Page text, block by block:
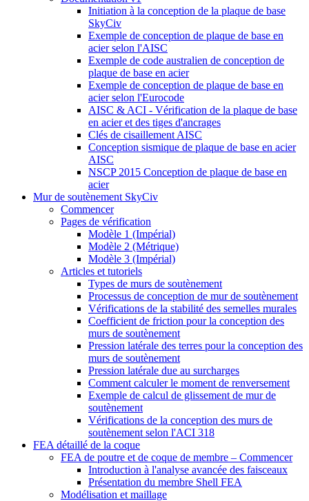
Initiation à la conception de la plaque de base
SkyCiv
Exemple de conception de plaque de base en
acier selon l'AISC
Exemple de code australien de conception de
plaque de base en acier
Exemple de conception de plaque de base en
acier selon l'Eurocode
AISC & ACI - Vérification de la plaque de base
en acier et des tiges d'ancrages
Clés de cisaillement AISC
Conception sismique de plaque de base en acier
AISC
NSCP 2015 Conception de plaque de base en
acier
Mur de soutènement SkyCiv
Commencer
Pages de vérification
Modèle 1 (Impérial)
Modèle 2 (Métrique)
Modèle 3 (Impérial)
Articles et tutoriels
Types de murs de soutènement
Processus de conception de mur de soutènement
Vérifications de la stabilité des semelles murales
Coefficient de friction pour la conception des
murs de soutènement
Pression latérale des terres pour la conception des
murs de soutènement
Pression latérale due au surcharges
Comment calculer le moment de renversement
Exemple de calcul de glissement de mur de
soutènement
Vérifications de la conception des murs de
soutènement selon l'ACI 318
FEA détaillé de la coque
FEA de poutre et de coque de membre – Commencer
Introduction à l'analyse avancée des faisceaux
Présentation du membre Shell FEA
Modélisation et maillage